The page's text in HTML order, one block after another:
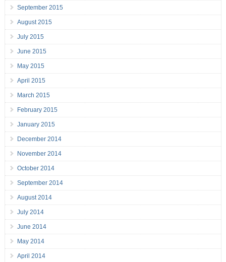
September 2015
August 2015
July 2015
June 2015
May 2015
April 2015
March 2015
February 2015
January 2015
December 2014
November 2014
October 2014
September 2014
August 2014
July 2014
June 2014
May 2014
April 2014